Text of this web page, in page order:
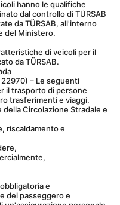
dal controllo di TÜRSAB
da TÜRSAB, all'interno
del Ministero.
da TÜRSAB.
il trasporto di persone
trasferimenti e viaggi.
del passeggero e